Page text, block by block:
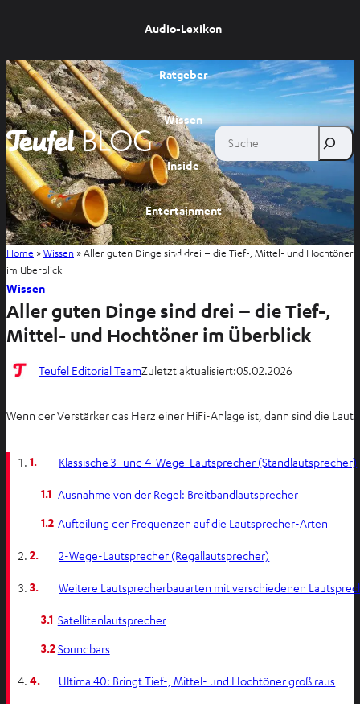
Audio-Lexikon
Ratgeber
Wissen
Inside
Entertainment
Shop
Suche
Home »Wissen »Aller guten Dinge sind drei – die Tief-, Mittel- und Hochtöner
im Überblick
Wissen
Aller guten Dinge sind drei – die Tief-,
Mittel- und Hochtöner im Überblick
Teufel Editorial TeamZuletzt aktualisiert:05.02.2026
Wenn der Verstärker das Herz einer HiFi-Anlage ist, dann sind die
1. Klassische 3- und 4-Wege-Lautsprecher (Standlautsprecher)
1.1 Ausnahme von der Regel: Breitbandlautsprecher
1.2 Aufteilung der Frequenzen auf die Lautsprecher-Arten
2. 2-Wege-Lautsprecher (Regallautsprecher)
3. Weitere Lautsprecherbauarten mit verschiedenen
3.1 Satellitenlautsprecher
3.2Soundbars
4. Ultima 40: Bringt Tief-, Mittel- und Hochtöner groß raus